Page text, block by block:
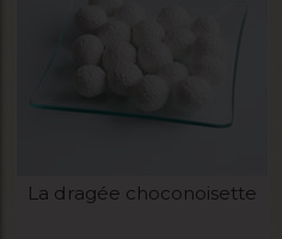
La dragée choconoisette